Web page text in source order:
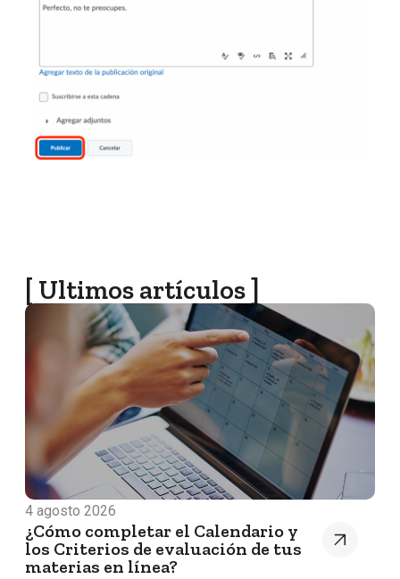
[ Ultimos artículos ]
4 agosto 2026
¿Cómo completar el Calendario y
los Criterios de evaluación de tus
materias en línea?